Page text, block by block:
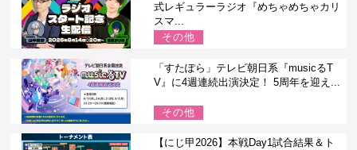
式レギュラーラジオ『めちゃめちゃカリ
スマ...
その他
「すたぽら」テレビ朝日系『musicるT
V』に4週連続出演決定！ 5周年を迎え...
その他
【にじ甲2026】本戦Day1試合結果＆ト